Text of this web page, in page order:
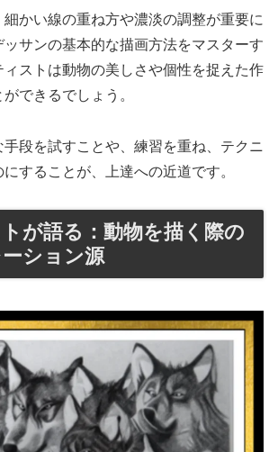
かい線の重ね方や濃淡の調整が重要に
サンの基本的な描画方法をマスターす
ィストは動物の美しさや個性を捉えた作
できるでしょう。
段を試すことや、練習を重ね、テクニ
することが、上達への近道です。
が語る：動物を描く際の
ション源